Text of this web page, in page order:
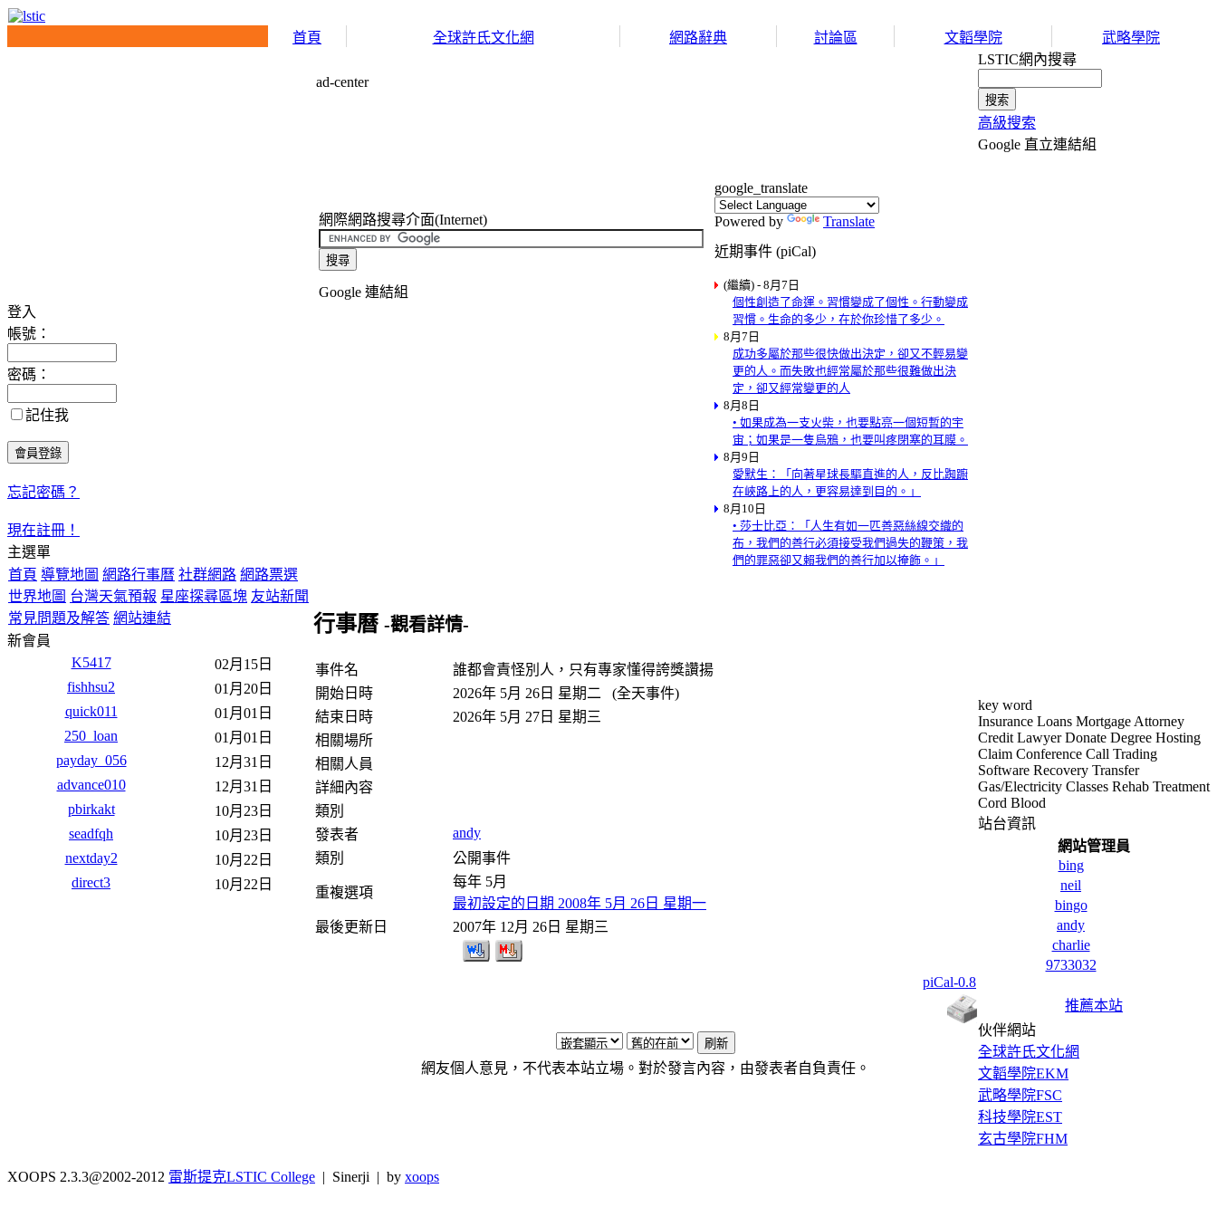
首頁 全球許氏文化網 網路辭典 討論區 文韜學院 武略學院
登入
帳號：
密碼：
記住我
忘記密碼？
現在註冊！
主選單
首頁 導覽地圖 網路行事曆 社群網路 網路票選
世界地圖 台灣天氣預報 星座探尋區塊 友站新聞
常見問題及解答 網站連結
新會員
K5417
02月15日
fishhsu2
01月20日
quick011
01月01日
250_loan
01月01日
payday_056
12月31日
advance010
12月31日
pbirkakt
10月23日
seadfqh
10月23日
nextday2
10月22日
direct3
10月22日
ad-center
網際網路搜尋介面(Internet)
Google 連結組
google_translate
Powered by
Translate
近期事件 (piCal)
(繼續) - 8月7日
個性創造了命運。習慣變成了個性。行動變成
習慣。生命的多少，在於你珍惜了多少。
8月7日
成功多屬於那些很快做出決定，卻又不輕易變
更的人。而失敗也經常屬於那些很難做出決
定，卻又經常變更的人
8月8日
• 如果成為一支火柴，也要點亮一個短暫的宇
宙；如果是一隻烏鴉，也要叫疼閉塞的耳膜。
8月9日
愛默生：「向著星球長驅直進的人，反比踟躕
在峽路上的人，更容易達到目的。」
8月10日
• 莎士比亞：「人生有如一匹善惡絲線交織的
布，我們的善行必須接受我們過失的鞭策，我
們的罪惡卻又賴我們的善行加以掩飾。」
行事曆 -觀看詳情-
事件名
誰都會責怪別人，只有專家懂得誇獎讚揚
開始日時
2026年 5月 26日 星期二 (全天事件)
結束日時
2026年 5月 27日 星期三
相關場所
相關人員
詳細內容
類別
發表者
andy
類別
公開事件
重複選項
每年 5月
最初設定的日期 2008年 5月 26日 星期一
最後更新日
2007年 12月 26日 星期三
piCal-0.8
網友個人意見，不代表本站立場。對於發言內容，由發表者自負責任。
LSTIC網內搜尋
高級搜索
Google 直立連結組
key word
Insurance Loans Mortgage Attorney
Credit Lawyer Donate Degree Hosting
Claim Conference Call Trading
Software Recovery Transfer
Gas/Electricity Classes Rehab Treatment
Cord Blood
站台資訊
網站管理員
bing
neil
bingo
andy
charlie
9733032
推薦本站
伙伴網站
全球許氏文化網
文韜學院EKM
武略學院FSC
科技學院EST
玄古學院FHM
XOOPS 2.3.3@2002-2012 雷斯提克LSTIC College | Sinerji | by xoops